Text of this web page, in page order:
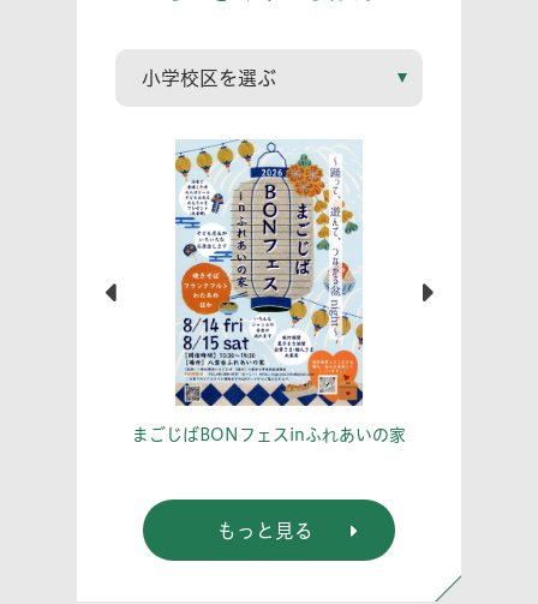
まごじばBONフェスinふれあいの家
もっと見る